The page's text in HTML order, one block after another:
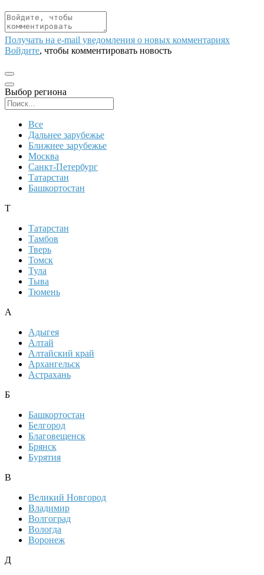
Получать на e‑mail уведомления о новых комментариях
Войдите, чтобы комментировать новость
Выбор региона
Все
Дальнее зарубежье
Ближнее зарубежье
Москва
Санкт-Петербург
Татарстан
Башкортостан
Т
Татарстан
Тамбов
Тверь
Томск
Тула
Тыва
Тюмень
А
Адыгея
Алтай
Алтайский край
Архангельск
Астрахань
Б
Башкортостан
Белгород
Благовещенск
Брянск
Бурятия
В
Великий Новгород
Владимир
Волгоград
Вологда
Воронеж
Д